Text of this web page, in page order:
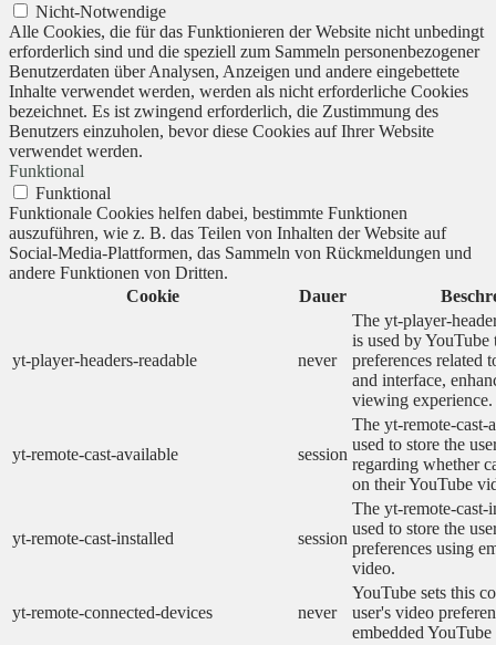
Nicht-Notwendige
Alle Cookies, die für das Funktionieren der Website nicht unbedingt
erforderlich sind und die speziell zum Sammeln personenbezogener
Benutzerdaten über Analysen, Anzeigen und andere eingebettete
Inhalte verwendet werden, werden als nicht erforderliche Cookies
bezeichnet. Es ist zwingend erforderlich, die Zustimmung des
Benutzers einzuholen, bevor diese Cookies auf Ihrer Website
verwendet werden.
Funktional
Funktional
Funktionale Cookies helfen dabei, bestimmte Funktionen
auszuführen, wie z. B. das Teilen von Inhalten der Website auf
Social-Media-Plattformen, das Sammeln von Rückmeldungen und
andere Funktionen von Dritten.
Cookie
Dauer
yt-player-headers-readable never
The yt-player-
is used by YouTube
preferences related
and interface,
viewing experience.
yt-remote-cast-available session
The yt-remote-cast-
used to store the
regarding whether
on their YouTube
yt-remote-cast-installed session
The yt-remote-cast-
used to store the
preferences using
video.
yt-remote-connected-devices never
YouTube sets this
user's video
embedded